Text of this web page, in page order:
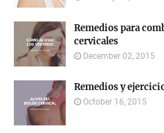
Remedios para
cervicales
December 02, 2015
Remedios y
October 16, 2015